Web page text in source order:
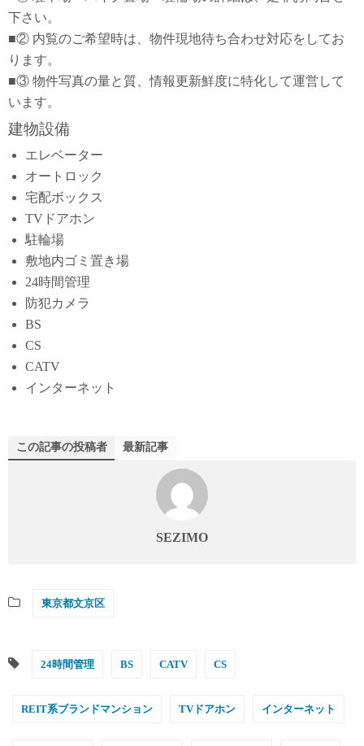
下さい。
■② 内覧のご希望時は、物件現地待ち合わせ対応をしてお
ります。
■③ 物件写真の量と質、情報更新鮮度に特化して運営して
います。
建物設備
エレベーター
オートロック
宅配ボックス
TVドアホン
駐輪場
敷地内ゴミ置き場
24時間管理
防犯カメラ
BS
CS
CATV
インターネット
この記事の投稿者 最新記事
SEZIMO
東京都文京区
24時間管理 BS CATV CS
REIT系ブランドマンション TVドアホン インターネット